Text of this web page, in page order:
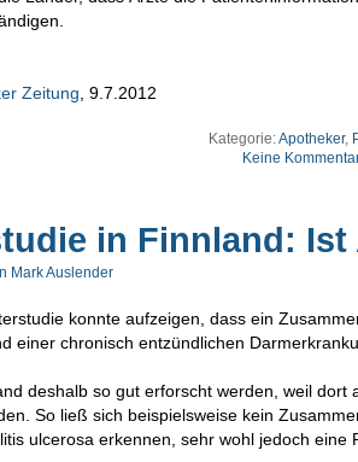
Zeitung , 9.7.2012
Kategorie:Apotheker,
Keine
in Finnland:
Mark Auslender
konnte aufzeigen, dass ein
einer chronisch entzündlichen
deshalb so gut erforscht werden, weil dort
So ließ sich beispielsweise kein
ulcerosa erkennen, sehr wohl jedoch eine